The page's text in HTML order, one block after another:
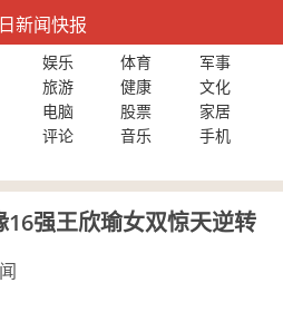
新闻快报
娱乐 体育
军事
旅游 健康
文化
电脑 股票
家居
评论 音乐
手机
强王欣瑜女双惊天逆转